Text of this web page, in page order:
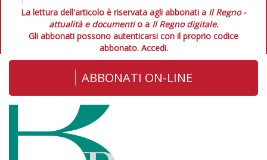
La lettura dell'articolo è riservata agli abbonati a Il Regno -
attualità e documentio a Il Regno digitale.
Gli abbonati possono autenticarsi con il proprio codice
abbonato. Accedi.
ABBONATI ON-LINE